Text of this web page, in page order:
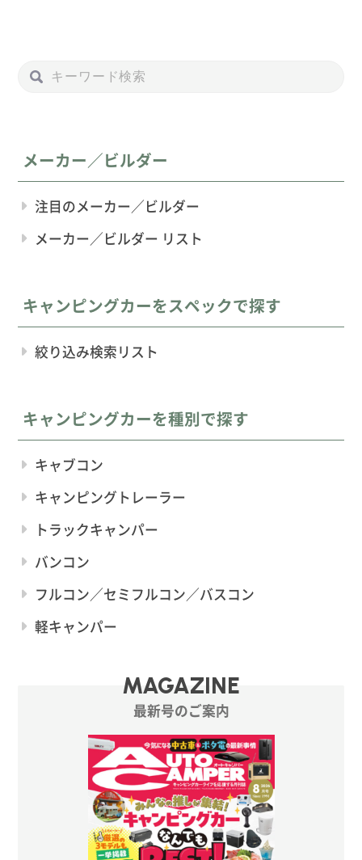
メーカー／ビルダー
注目のメーカー／ビルダー
メーカー／ビルダー リスト
キャンピングカーをスペックで探す
絞り込み検索リスト
キャンピングカーを種別で探す
キャブコン
キャンピングトレーラー
トラックキャンパー
バンコン
フルコン／セミフルコン／バスコン
軽キャンパー
MAGAZINE
最新号のご案内